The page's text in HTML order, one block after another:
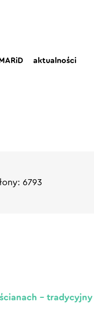
aktualności
6793
–